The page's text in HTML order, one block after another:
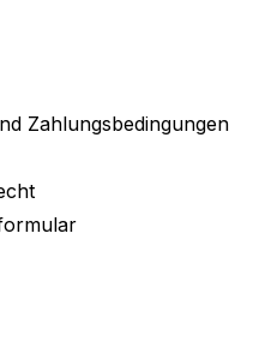
Zahlungsbedingungen